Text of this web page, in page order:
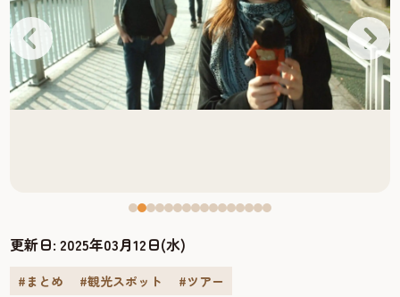
更新日:2025年03月12日(水)
#まとめ #観光スポット #ツアー